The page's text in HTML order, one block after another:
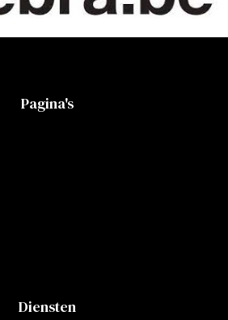
Pagina's
Diensten